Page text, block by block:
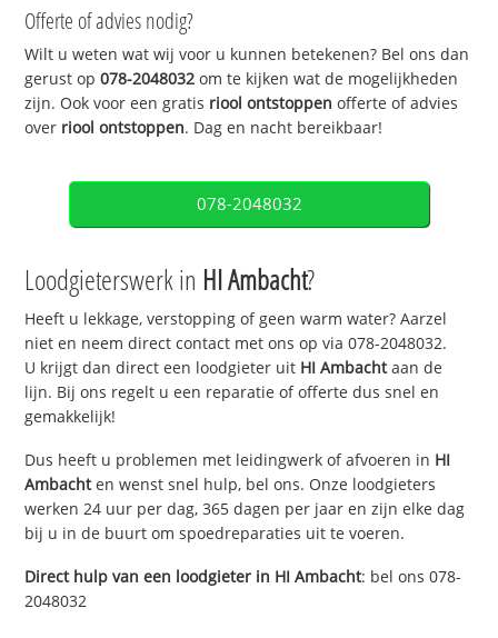
Offerte of advies nodig?
Wilt u weten wat wij voor u kunnen betekenen? Bel ons dan
gerust op078-2048032 om te kijken wat de mogelijkheden
zijn. Ook voor een gratis riool ontstoppen offerte of advies
over riool ontstoppen. Dag en nacht bereikbaar!
078-2048032
Loodgieterswerk in HI Ambacht?
Heeft u lekkage, verstopping of geen warm water? Aarzel
niet en neem direct contact met ons op via 078-2048032.
U krijgt dan direct een loodgieter uit HI Ambachtaan de
lijn. Bij ons regelt u een reparatie of offerte dus snel en
gemakkelijk!
Dus heeft u problemen met leidingwerk of afvoeren in HI
Ambachten wenst snel hulp, bel ons. Onze loodgieters
werken 24 uur per dag, 365 dagen per jaar en zijn elke dag
bij u in de buurt om spoedreparaties uit te voeren.
Direct hulp van een loodgieter in HI Ambacht: bel ons 078-
2048032